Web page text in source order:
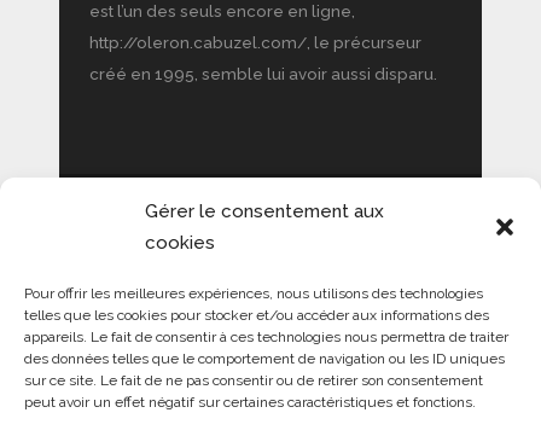
Gérer le consentement aux
cookies
Pour offrir les meilleures expériences, nous utilisons des technologies
telles que les cookies pour stocker et/ou accéder aux informations des
appareils. Le fait de consentir à ces technologies nous permettra de traiter
des données telles que le comportement de navigation ou les ID uniques
sur ce site. Le fait de ne pas consentir ou de retirer son consentement
peut avoir un effet négatif sur certaines caractéristiques et fonctions.
est l’un des seuls encore en ligne,
http://oleron.cabuzel.com/, le précurseur
créé en 1995, semble lui avoir aussi disparu.
NOUS CONTACTER
OLERON MAG
Magazine internet sur l’Ile d’Oléron
et le pays de Marennes Hiers-Brouage
130 chemin Auzo Berri
64129 BEGUIOS